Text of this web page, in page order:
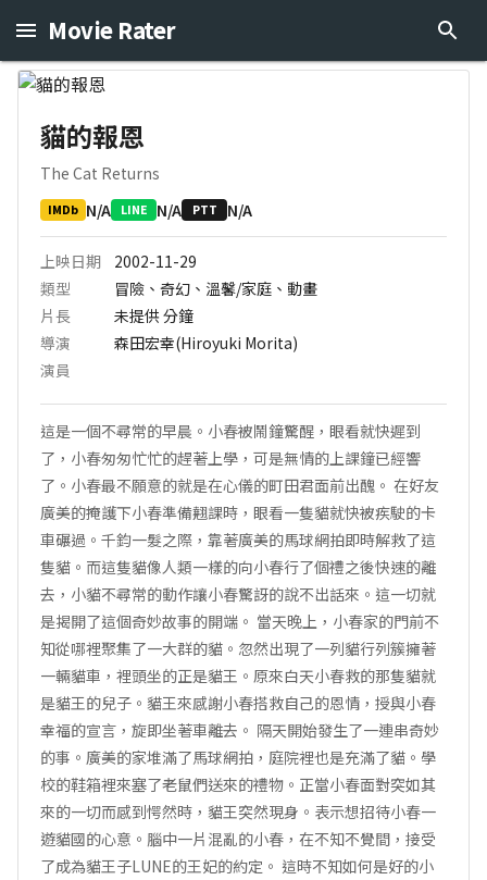
Movie Rater
貓的報恩
The Cat Returns
IMDb N/A LINE N/A PTT N/A
上映日期
2002-11-29
類型
冒險、奇幻、溫馨/家庭、動畫
片長
未提供分鐘
導演
森田宏幸(Hiroyuki Morita)
演員
這是一個不尋常的早晨。小春被鬧鐘驚醒，眼看就快遲到
了，小春匆匆忙忙的趕著上學，可是無情的上課鐘已經響
了。小春最不願意的就是在心儀的町田君面前出醜。 在好友
廣美的掩護下小春準備翹課時，眼看一隻貓就快被疾駛的卡
車碾過。千鈞一髮之際，靠著廣美的馬球網拍即時解救了這
隻貓。而這隻貓像人類一樣的向小春行了個禮之後快速的離
去，小貓不尋常的動作讓小春驚訝的說不出話來。這一切就
是揭開了這個奇妙故事的開端。 當天晚上，小春家的門前不
知從哪裡聚集了一大群的貓。忽然出現了一列貓行列簇擁著
一輛貓車，裡頭坐的正是貓王。原來白天小春救的那隻貓就
是貓王的兒子。貓王來感謝小春搭救自己的恩情，授與小春
幸福的宣言，旋即坐著車離去。 隔天開始發生了一連串奇妙
的事。廣美的家堆滿了馬球網拍，庭院裡也是充滿了貓。學
校的鞋箱裡來塞了老鼠們送來的禮物。正當小春面對突如其
來的一切而感到愕然時，貓王突然現身。表示想招待小春一
遊貓國的心意。腦中一片混亂的小春，在不知不覺間，接受
了成為貓王子LUNE的王妃的約定。 這時不知如何是好的小